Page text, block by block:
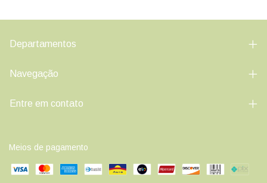
Departamentos
Navegação
Entre em contato
Meios de pagamento